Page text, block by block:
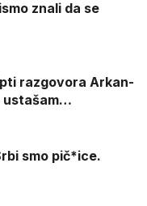
znali da se
razgovora Arkan-
ustašam…
smo pič*ice.